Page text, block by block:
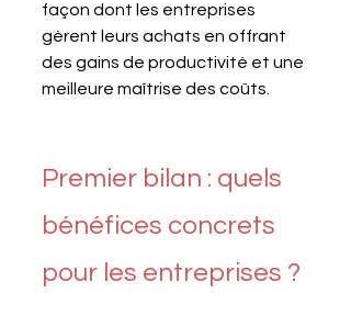
façon dont les entreprises
gèrent leurs achats en offrant
des gains de productivité et une
meilleure maîtrise des coûts.
Premier bilan : quels
bénéfices concrets
pour les entreprises ?